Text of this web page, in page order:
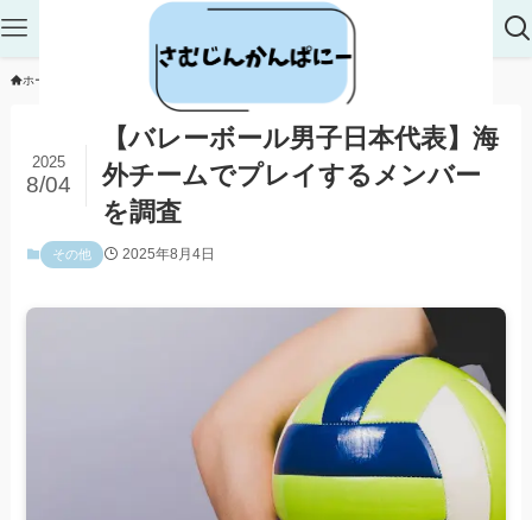
ホーム
【バレーボール男子日本代表】海
外チームでプレイするメンバー
を調査
2025
8/04
その他 2025年8月4日